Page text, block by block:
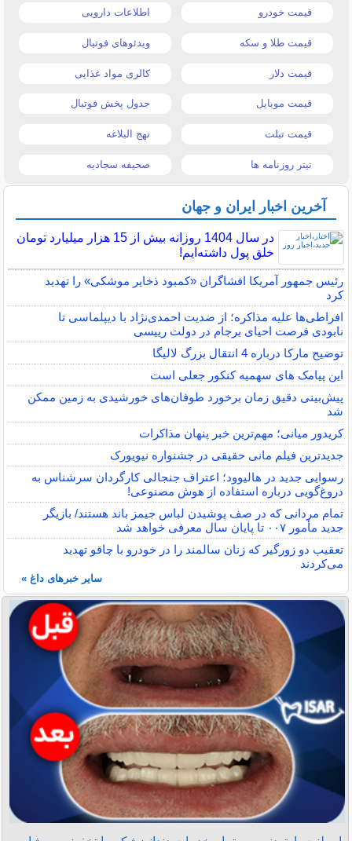
قیمت خودرو اطلاعات دارویی
قیمت طلا و سکه ویدئوهای فوتبال
قیمت دلار کالری مواد غذایی
قیمت موبایل جدول پخش فوتبال
قیمت تبلت نهج البلاغه
تیتر روزنامه ها صحیفه سجادیه
آخرین اخبار ایران و جهان
در سال 1404 روزانه بیش از 15 هزار میلیارد تومان
خلق پول داشته‌ایم!
رئیس جمهور آمریکا افشاگران «کمبود ذخایر موشکی» را تهدید
کرد
افراطی‌ها علیه مذاکره؛ از ضدیت احمدی‌نژاد با دیپلماسی تا
نابودی فرصت احیای برجام در دولت رییسی
توضیح مارکا درباره 4 انتقال بزرگ لالیگا
این پیامک های سهمیه کنکور جعلی است
پیش‌بینی دقیق زمان برخورد طوفان‌های خورشیدی به زمین ممکن
شد
کریدور میانی؛ مهم‌ترین خبر پنهان مذاکرات
جدیدترین فیلم مانی حقیقی در جشنواره نیویورک
رسوایی جدید در هالیوود؛ اعتراف جنجالی کارگردان سرشناس به
دروغ‌گویی درباره استفاده از هوش مصنوعی!
تمام مردانی که در صف پوشیدن لباس جیمز باند هستند/ بازیگر
جدید مأمور ۰۰۷ تا پایان سال معرفی خواهد شد
تعقیب دو زورگیر که زنان سالمند را در خودرو با چاقو تهدید
می‌کردند
سایر خبرهای داغ »